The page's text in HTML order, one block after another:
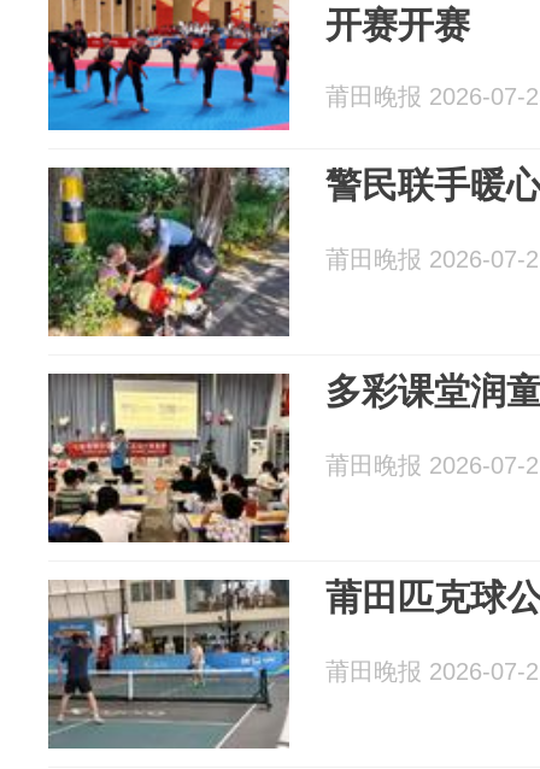
开赛开赛
莆田晚报 2026-07-
警民联手暖
莆田晚报 2026-07-
多彩课堂润
莆田晚报 2026-07-
莆田匹克球
莆田晚报 2026-07-